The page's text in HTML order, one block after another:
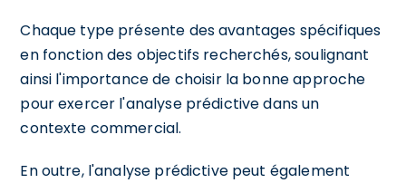
Chaque type présente des avantages spécifiques
en fonction des objectifs recherchés, soulignant
ainsi l'importance de choisir la bonne approche
pour exercer l'analyse prédictive dans un
contexte commercial.
En outre, l'analyse prédictive peut également